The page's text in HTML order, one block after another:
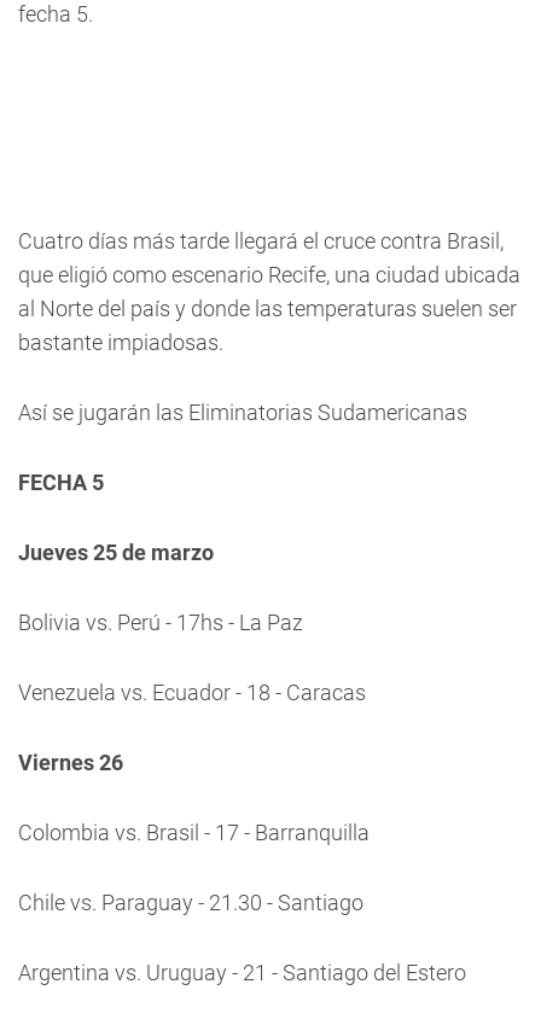
fecha 5.
Cuatro días más tarde llegará el cruce contra Brasil,
que eligió como escenario Recife, una ciudad ubicada
al Norte del país y donde las temperaturas suelen ser
bastante impiadosas.
Así se jugarán las Eliminatorias Sudamericanas
FECHA 5
Jueves 25 de marzo
Bolivia vs. Perú - 17hs - La Paz
Venezuela vs. Ecuador - 18 - Caracas
Viernes 26
Colombia vs. Brasil - 17 - Barranquilla
Chile vs. Paraguay - 21.30 - Santiago
Argentina vs. Uruguay - 21 - Santiago del Estero